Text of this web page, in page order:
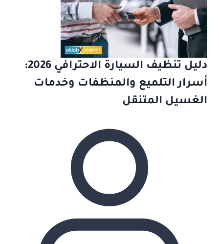
دليل تنظيف السيارة الاحترافي 2026:
أسرار التلميع والمنظفات وخدمات
الغسيل المتنقل